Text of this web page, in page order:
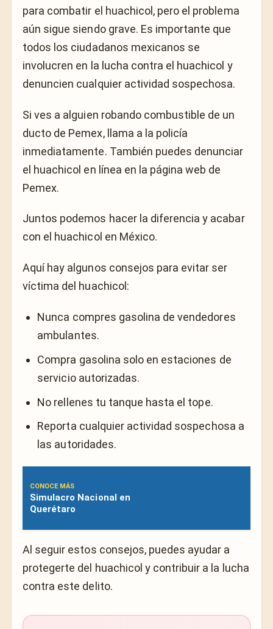
para combatir el huachicol, pero el problema
aún sigue siendo grave. Es importante que
todos los ciudadanos mexicanos se
involucren en la lucha contra el huachicol y
denuncien cualquier actividad sospechosa.
Si ves a alguien robando combustible de un
ducto de Pemex, llama a la policía
inmediatamente. También puedes denunciar
el huachicol en línea en la página web de
Pemex.
Juntos podemos hacer la diferencia y acabar
con el huachicol en México.
Aquí hay algunos consejos para evitar ser
víctima del huachicol:
Nunca compres gasolina de vendedores
ambulantes.
Compra gasolina solo en estaciones de
servicio autorizadas.
No rellenes tu tanque hasta el tope.
Reporta cualquier actividad sospechosa a
las autoridades.
CONOCE MÁS
Simulacro Nacional en
Querétaro
Al seguir estos consejos, puedes ayudar a
protegerte del huachicol y contribuir a la lucha
contra este delito.